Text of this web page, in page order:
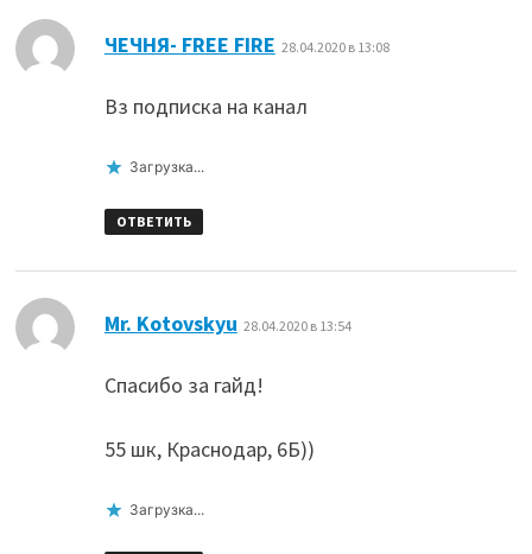
ЧЕЧНЯ- FREE FIRE 28.04.2020 в 13:08
Вз подписка на канал
Загрузка...
ОТВЕТИТЬ
Mr. Kotovskyu 28.04.2020 в 13:54
Спасибо за гайд!
55 шк, Краснодар, 6Б))
Загрузка...